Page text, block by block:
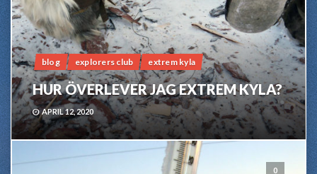
blog explorers club extrem kyla
HUR ÖVERLEVER JAG EXTREM KYLA?
APRIL 12, 2020
0